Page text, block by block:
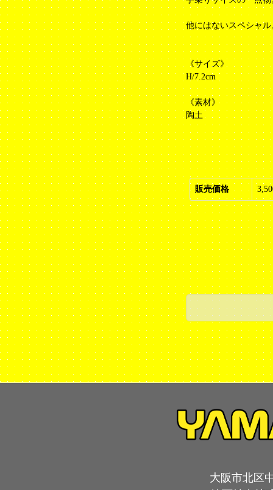
他にはないスペシャル
《サイズ》
H/7.2cm
《素材》
陶土
販売価格
大阪市北区